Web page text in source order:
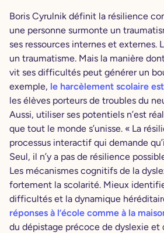
Boris Cyrulnik définit la résilience
une personne surmonte un
ses ressources internes et externes.
un traumatisme. Mais la manière
vit ses difficultés peut générer un
exemple, le harcèlement scolaire
les élèves porteurs de troubles du
Aussi, utiliser ses potentiels n’est
que tout le monde s’unisse. « La
processus interactif qui demande
Seul, il n’y a pas de résilience
Les mécanismes cognitifs de la
fortement la scolarité. Mieux
difficultés et la dynamique
réponses à l’école comme à la
du dépistage précoce de dyslexie et